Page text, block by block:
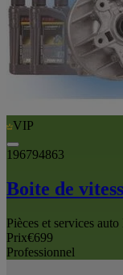
VIP
196794863
Boite de
Pièces et services
Prix€699
Professionnel